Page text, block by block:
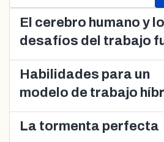
El cerebro humano y
desafíos del trabajo
Habilidades para un
modelo de trabajo
La tormenta perfecta